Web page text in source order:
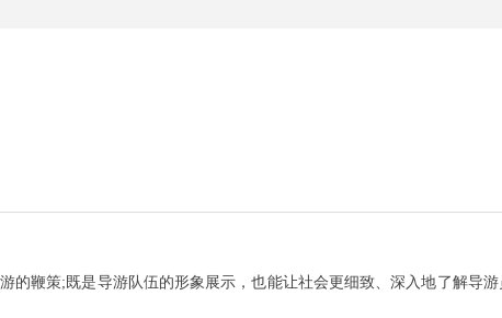
的鞭策;既是导游队伍的形象展示，也能让社会更细致、深入地了解导